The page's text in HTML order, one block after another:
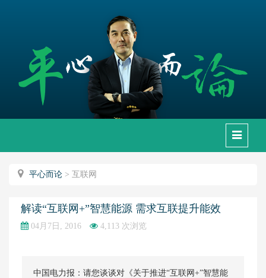
下
拉
平心而论 > 互联网
解读“互联网+”智慧能源 需求互联提升能效
04月7日, 2016 4,113 次浏览
中国电力报：请您谈谈对《关于推进“互联网+”智慧能